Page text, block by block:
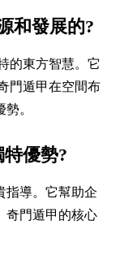
和發展的?
的東方智慧。它
門遁甲在空間布
。
優勢?
指導。它幫助企
奇門遁甲的核心